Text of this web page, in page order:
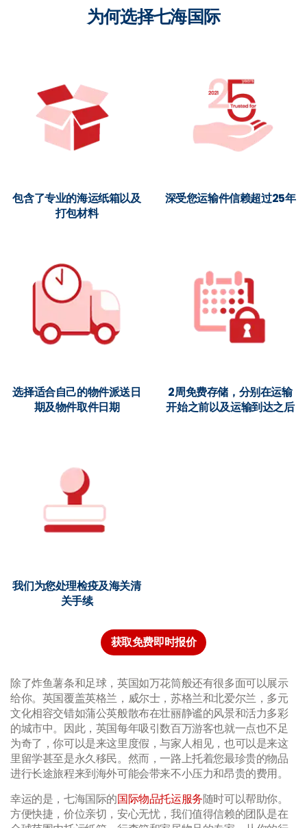
为何选择七海国际
包含了专业的海运纸箱以及
打包材料
深受您运输件信赖超过25年
选择适合自己的物件派送日
期及物件取件日期
2周免费存储，分别在运输
开始之前以及运输到达之后
我们为您处理检疫及海关清
关手续
获取免费即时报价
除了炸鱼薯条和足球，英国如万花筒般还有很多面可以展示
给你。英国覆盖英格兰，威尔士，苏格兰和北爱尔兰，多元
文化相容交错如蒲公英般散布在壮丽静谧的风景和活力多彩
的城市中。因此，英国每年吸引数百万游客也就一点也不足
为奇了，你可以是来这里度假，与家人相见，也可以是来这
里留学甚至是永久移民。然而，一路上托着您最珍贵的物品
进行长途旅程来到海外可能会带来不小压力和昂贵的费用。
幸运的是，七海国际的国际物品托运服务随时可以帮助你。
方便快捷，价位亲切，安心无忧，我们值得信赖的团队是在